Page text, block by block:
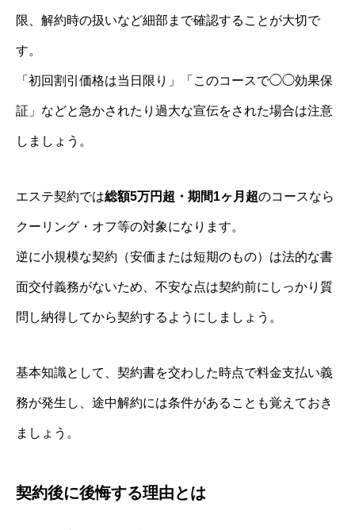
限、解約時の扱いなど細部まで確認することが大切で
す。
「初回割引価格は当日限り」「このコースで◯◯効果保
証」などと急かされたり過大な宣伝をされた場合は注意
しましょう。
エステ契約では総額5万円超・期間1ヶ月超のコースなら
クーリング・オフ等の対象になります。
逆に小規模な契約（安価または短期のもの）は法的な書
面交付義務がないため、不安な点は契約前にしっかり質
問し納得してから契約するようにしましょう。
基本知識として、契約書を交わした時点で料金支払い義
務が発生し、途中解約には条件があることも覚えておき
ましょう。
契約後に後悔する理由とは